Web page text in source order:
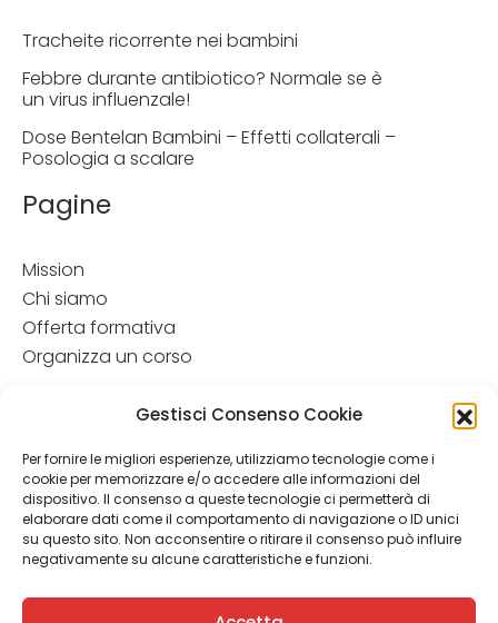
Gestisci Consenso Cookie
Per fornire le migliori esperienze, utilizziamo tecnologie come i
cookie per memorizzare e/o accedere alle informazioni del
dispositivo. Il consenso a queste tecnologie ci permetterà di
elaborare dati come il comportamento di navigazione o ID unici
su questo sito. Non acconsentire o ritirare il consenso può influire
negativamente su alcune caratteristiche e funzioni.
Tracheite ricorrente nei bambini
Febbre durante antibiotico? Normale se è
un virus influenzale!
Dose Bentelan Bambini – Effetti collaterali –
Posologia a scalare
Pagine
Mission
Chi siamo
Offerta formativa
Organizza un corso
Disclamer
Attenzione: Le informazioni contenute in questo sito hanno
esclusivamente scopo informativo e in nessun caso possono
costituire la formulazione di una diagnosi o la prescrizione di
un trattamento. Le informazioni contenute nel sito non
intendono e non devono in alcun modo sostituire il rapporto
diretto medico-paziente o la visita specialistica. Si
medico curante e/o di specialisti riguardo qualsiasi